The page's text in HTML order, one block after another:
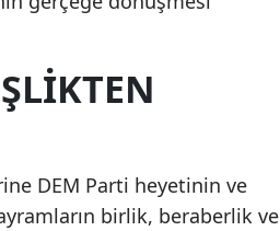
DEM Parti heyetinin ve
birlik, beraberlik ve